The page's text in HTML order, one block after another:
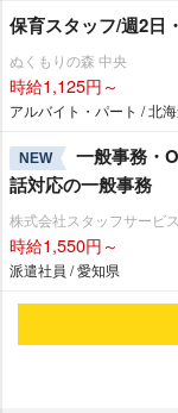
保育スタッフ/週2日
ぬくもりの森 中央
時給1,125円～
アルバイト・パート / 北
NEW
一般事務・
話対応の一般事務
株式会社スタッフサービス
時給1,550円～
派遣社員 / 愛知県